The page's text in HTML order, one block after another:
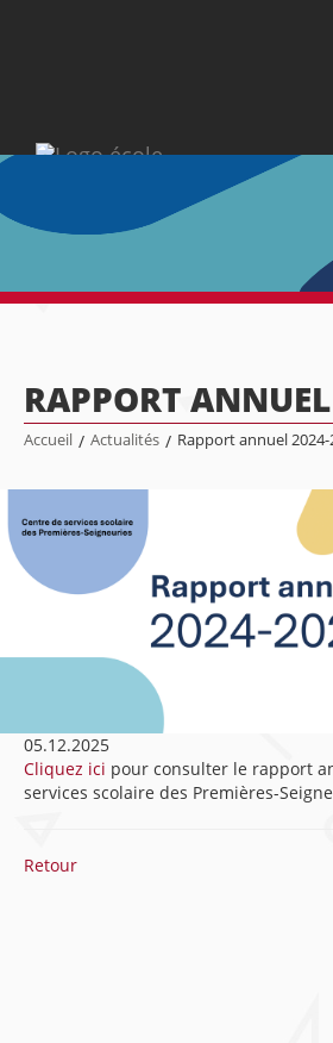
RAPPORT
Accueil / Actualités / Rapport annuel 2024-
05.12.2025
Cliquez ici pour consulter le rapport
services scolaire des Premières-
Retour